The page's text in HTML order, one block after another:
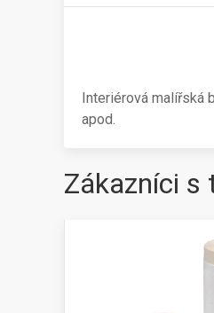
Interiérová malířská
apod.
Zákazníci s